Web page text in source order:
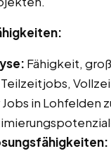
Fähigkeit,
in Lohfelden